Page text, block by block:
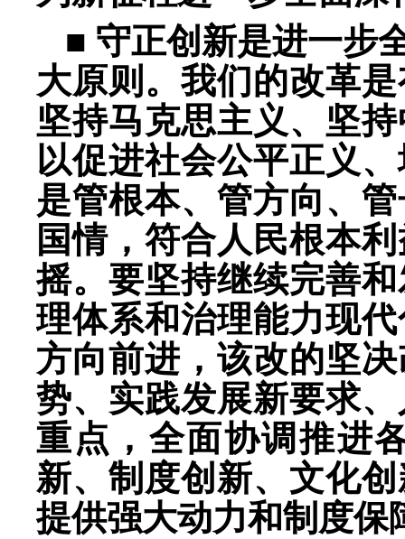
■ 守正创新是进一步
大原则。我们的改革
坚持马克思主义、坚
以促进社会公平正义
是管根本、管方向、
国情，符合人民根本
摇。要坚持继续完善
理体系和治理能力现
方向前进，该改的坚
势、实践发展新要求
重点，全面协调推进
新、制度创新、文化
提供强大动力和制度保